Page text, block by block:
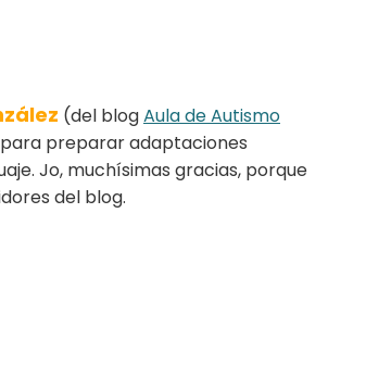
(del blogAula de Autismo
preparar adaptaciones
Jo, muchísimas gracias, porque
del blog.